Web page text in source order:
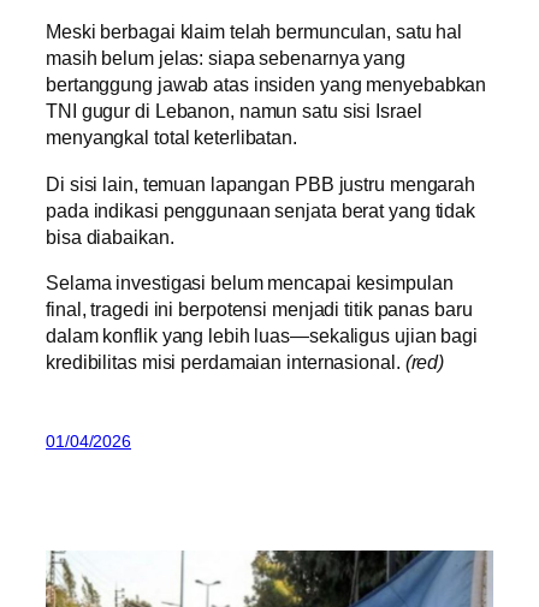
Meski berbagai klaim telah bermunculan, satu hal
masih belum jelas: siapa sebenarnya yang
bertanggung jawab atas insiden yang menyebabkan
TNI gugur di Lebanon, namun satu sisi Israel
menyangkal total keterlibatan.
Di sisi lain, temuan lapangan PBB justru mengarah
pada indikasi penggunaan senjata berat yang tidak
bisa diabaikan.
Selama investigasi belum mencapai kesimpulan
final, tragedi ini berpotensi menjadi titik panas baru
dalam konflik yang lebih luas—sekaligus ujian bagi
kredibilitas misi perdamaian internasional. (red)
01/04/2026